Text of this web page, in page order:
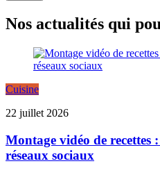
Nos actualités qui
Cuisine
22 juillet 2026
Montage vidéo de recettes
réseaux sociaux